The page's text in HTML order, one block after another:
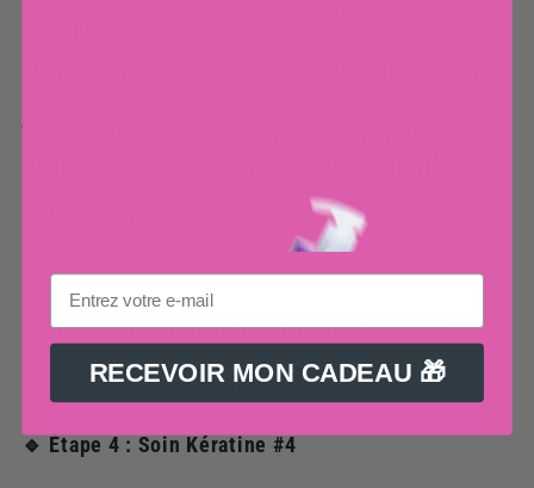
💡 Tapotez légèrement les 3 premiers
🔹 Étape 3 : Shampoing #3
Appliquez une noisette, émulsionnez et rincez
Recommencez si besoin
🔹 Étape 4 : Soin Kératine #4
RECEVOIR MON CADEAU 🎁